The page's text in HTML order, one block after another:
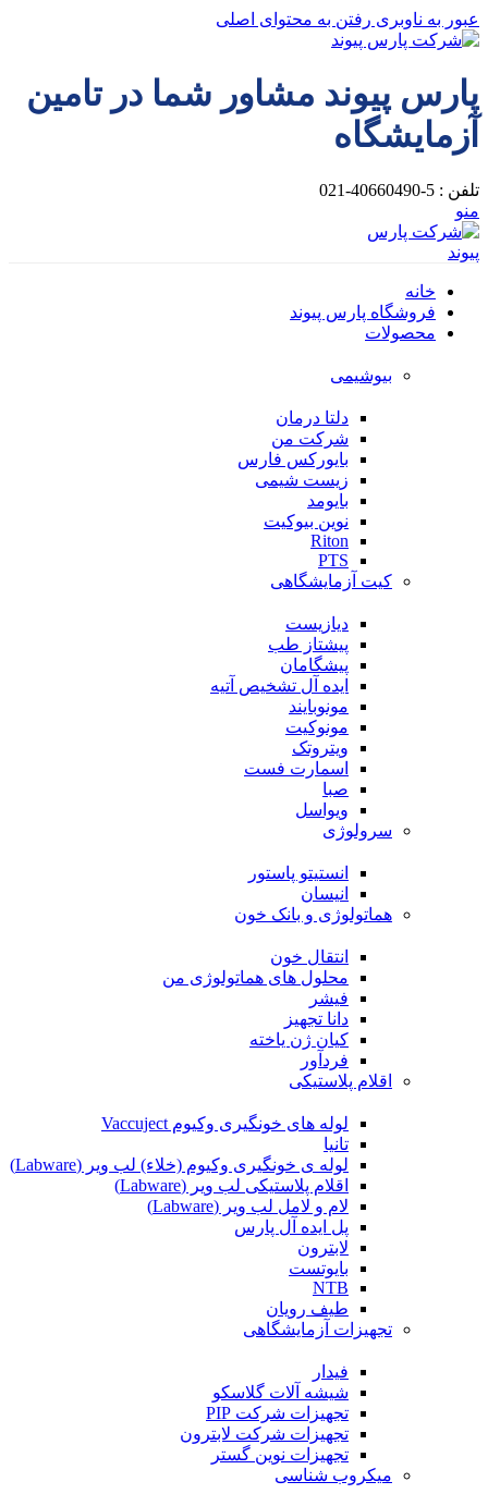
عبور به ناوبری رفتن به محتوای اصلی
پارس پیوند مشاور شما در تامین
آزمایشگاه
تلفن : 5-40660490-021
منو
خانه
فروشگاه پارس پیوند
محصولات
بیوشیمی
دلتا درمان
شرکت من
بایورکس فارس
زیست شیمی
بایومد
نوین بیوکیت
Riton
PTS
کیت آزمایشگاهی
دیازیست
پیشتاز طب
پیشگامان
ایده آل تشخیص آتیه
مونوبایند
مونوکیت
ویتروتک
اسمارت فست
صبا
ویواسل
سرولوژی
انستیتو پاستور
انیسان
هماتولوژی و بانک خون
انتقال خون
محلول های هماتولوژی من
فیشر
دانا تجهیز
کیان ژن یاخته
فردآور
اقلام پلاستیکی
لوله های خونگیری وکیوم Vaccuject
تانیا
لوله ی خونگیری وکیوم (خلاء) لب ویر (Labware)
اقلام پلاستیکی لب ویر (Labware)
لام و لامل لب ویر (Labware)
پل ایده آل پارس
لابترون
بایوتست
NTB
طیف رویان
تجهیزات آزمایشگاهی
فیدار
شیشه آلات گلاسکو
تجهیزات شرکت PIP
تجهیزات شرکت لابترون
تجهیزات نوین گستر
میکروب شناسی